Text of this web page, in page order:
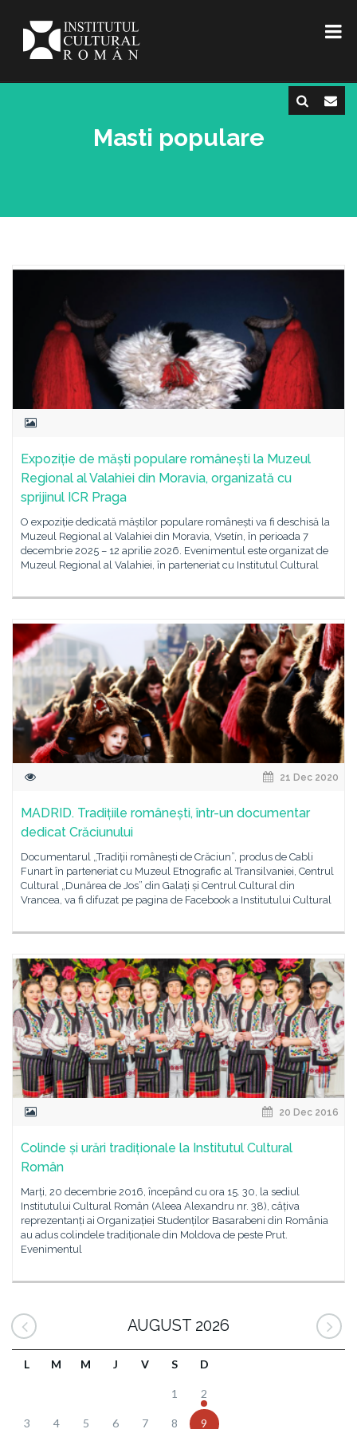
Masti populare
Expoziție de măști populare românești la Muzeul
Regional al Valahiei din Moravia, organizată cu
sprijinul ICR Praga
O expoziție dedicată măștilor populare românești va fi deschisă la
Muzeul Regional al Valahiei din Moravia, Vsetín, în perioada 7
decembrie 2025 – 12 aprilie 2026. Evenimentul este organizat de
Muzeul Regional al Valahiei, în parteneriat cu Institutul Cultural
21 Dec 2020
MADRID. Tradițiile românești, într-un documentar
dedicat Crăciunului
Documentarul „Tradiții românești de Crăciun”, produs de Cabli
Funart în parteneriat cu Muzeul Etnografic al Transilvaniei, Centrul
Cultural „Dunărea de Jos” din Galați și Centrul Cultural din
Vrancea, va fi difuzat pe pagina de Facebook a Institutului Cultural
20 Dec 2016
Colinde și urări tradiționale la Institutul Cultural
Român
Marți, 20 decembrie 2016, începând cu ora 15. 30, la sediul
Institutului Cultural Român (Aleea Alexandru nr. 38), câțiva
reprezentanți ai Organizației Studenților Basarabeni din România
au adus colindele tradiționale din Moldova de peste Prut.
Evenimentul
AUGUST 2026
L M M J V S D
1 2
3 4 5 6 7 8 9